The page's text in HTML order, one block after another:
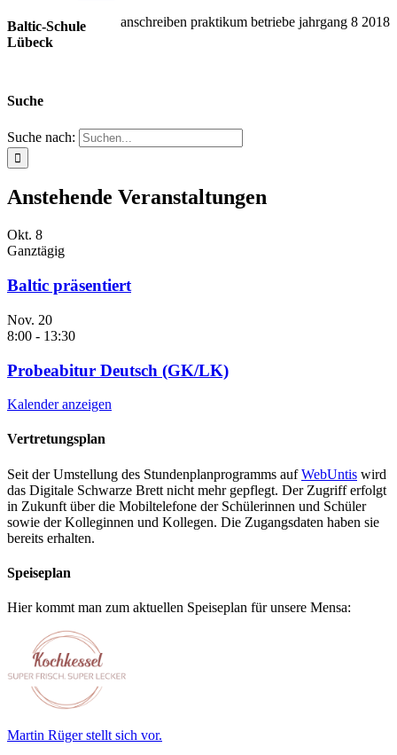
anschreiben praktikum betriebe jahrgang 8 2018
Suche
Suche nach:
Anstehende Veranstaltungen
Okt. 8
Ganztägig
Baltic präsentiert
Nov. 20
8:00 - 13:30
Probeabitur Deutsch (GK/LK)
Kalender anzeigen
Vertretungsplan
Seit der Umstellung des Stundenplanprogramms aufWebUntis wird
das Digitale Schwarze Brett nicht mehr gepflegt. Der Zugriff erfolgt
in Zukunft über die Mobiltelefone der Schülerinnen und Schüler
sowie der Kolleginnen und Kollegen. Die Zugangsdaten haben sie
bereits erhalten.
Speiseplan
Hier kommt man zum aktuellen Speiseplan für unsere Mensa:
Martin Rüger stellt sich vor.
Baltic-Schule
Lübeck